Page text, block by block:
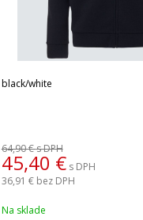
black/white
64,90 €s DPH
45,40 € s DPH
36,91 € bez DPH
Na sklade